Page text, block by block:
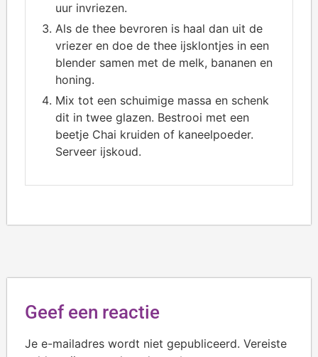
uur invriezen.
Als de thee bevroren is haal dan uit de
vriezer en doe de thee ijsklontjes in een
blender samen met de melk, bananen en
honing.
Mix tot een schuimige massa en schenk
dit in twee glazen. Bestrooi met een
beetje Chai kruiden of kaneelpoeder.
Serveer ijskoud.
Geef een reactie
Je e-mailadres wordt niet gepubliceerd. Vereiste